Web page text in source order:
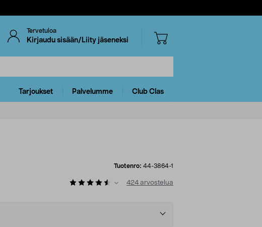
Tervetuloa
Kirjaudu sisään/Liity jäseneksi
Tarjoukset Palvelumme Club Clas
Tuotenro: 44-3864-1
424 arvostelua